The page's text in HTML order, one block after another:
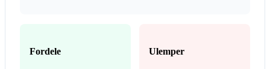
Fordele Ulemper